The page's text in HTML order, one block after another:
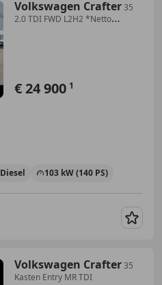
Volkswagen Crafter35
2.0 TDI FWD L2H2 *Netto
€ 24 900 1
Diesel 103 kW (140 PS)
Volkswagen Crafter35
Kasten Entry MR TDI